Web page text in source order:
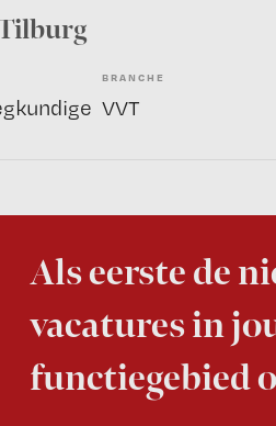
BRANCHE
VVT
Als eerste de
vacatures in
functiegebied